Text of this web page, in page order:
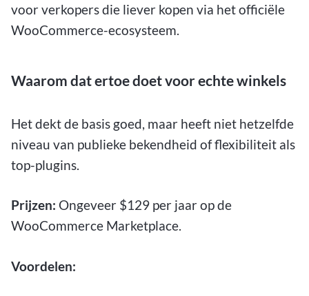
voor verkopers die liever kopen via het officiële
WooCommerce-ecosysteem.
Waarom dat ertoe doet voor echte winkels
Het dekt de basis goed, maar heeft niet hetzelfde
niveau van publieke bekendheid of flexibiliteit als
top-plugins.
Prijzen: Ongeveer $129 per jaar op de
WooCommerce Marketplace.
Voordelen: